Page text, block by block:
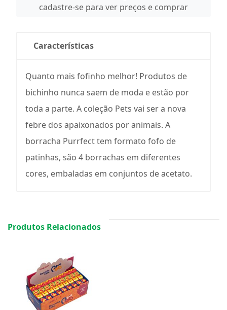
cadastre-se para ver preços e comprar
Características
Quanto mais fofinho melhor! Produtos de
bichinho nunca saem de moda e estão por
toda a parte. A coleção Pets vai ser a nova
febre dos apaixonados por animais. A
borracha Purrfect tem formato fofo de
patinhas, são 4 borrachas em diferentes
cores, embaladas em conjuntos de acetato.
Produtos Relacionados